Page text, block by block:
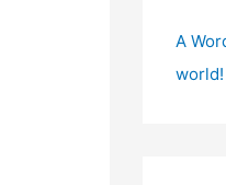
A
world!